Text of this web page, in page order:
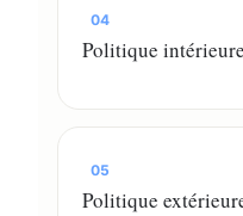
04
Politique intérieure
05
Politique